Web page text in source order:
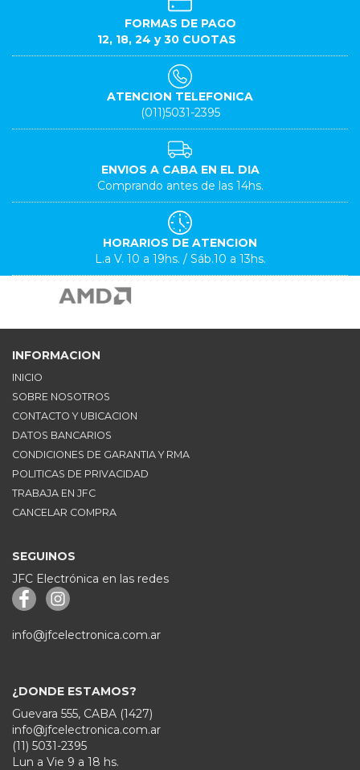
FORMAS DE PAGO
12, 18, 24 y 30 CUOTAS
ATENCION TELEFONICA
(011)5031-2395
ENVIOS A CABA EN EL DIA
Comprando antes de las 14hs.
HORARIOS DE ATENCION
L.a V. 10 a 19hs. / Sáb.10 a 13hs.
INFORMACION
INICIO
SOBRE NOSOTROS
CONTACTO Y UBICACION
DATOS BANCARIOS
CONDICIONES DE GARANTIA Y RMA
POLITICAS DE PRIVACIDAD
TRABAJA EN JFC
CANCELAR COMPRA
SEGUINOS
JFC Electrónica en las redes
info@jfcelectronica.com.ar
¿DONDE ESTAMOS?
Guevara 555, CABA (1427)
info@jfcelectronica.com.ar
(11) 5031-2395
Lun a Vie 9 a 18 hs.